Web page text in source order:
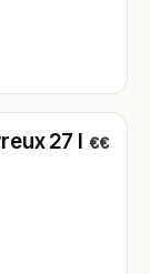
27 I €€